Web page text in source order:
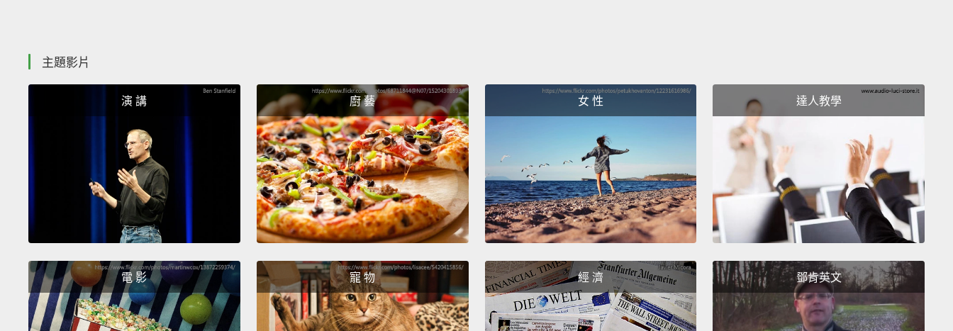
主題影片
演 講 廚 藝 女 性 達人教學
電 影 寵 物 經 濟 鄧肯英文